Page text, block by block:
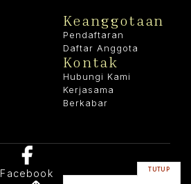
TUTUP
Keanggotaan
Pendaftaran
Daftar Anggota
Kontak
Hubungi Kami
Kerjasama
Berkabar
Facebook